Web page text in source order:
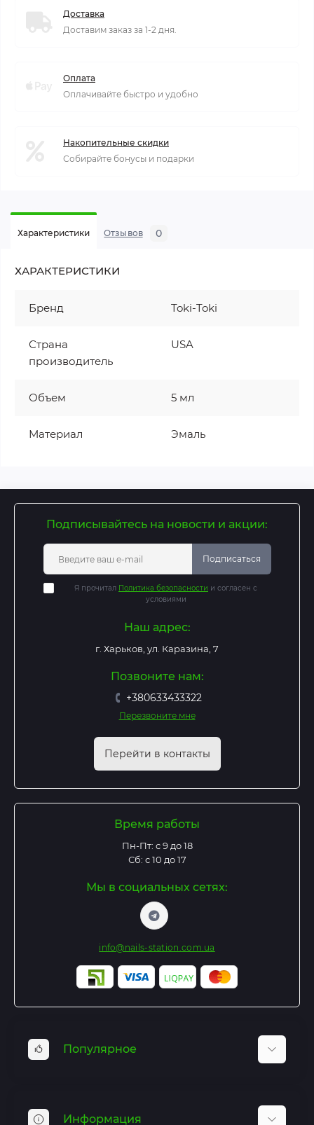
Доставка
Доставим заказ за 1-2 дня.
Оплата
Оплачивайте быстро и удобно
Накопительные скидки
Собирайте бонусы и подарки
Характеристики Отзывов 0
ХАРАКТЕРИСТИКИ
Бренд Toki-Toki
Страна
производитель
USA
Объем 5 мл
Материал Эмаль
Подписывайтесь на новости и акции:
Подписаться
Я прочитал Политика безопасности и согласен с
условиями
Наш адрес:
г. Харьков, ул. Каразина, 7
Позвоните нам:
+380633433322
Перезвоните мне
Перейти в контакты
Время работы
Пн-Пт: с 9 до 18
Сб: с 10 до 17
Мы в социальных сетях:
info@nails-station.com.ua
Популярное
Гель лаки
Информация